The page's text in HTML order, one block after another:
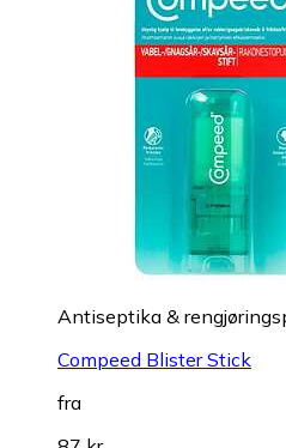
Antiseptika &
Compeed Blister Stick
fra